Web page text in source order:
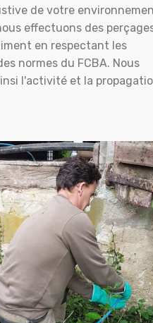
de votre
effectuons des
en respectant les
normes du FCBA. Nous
l'activité et la